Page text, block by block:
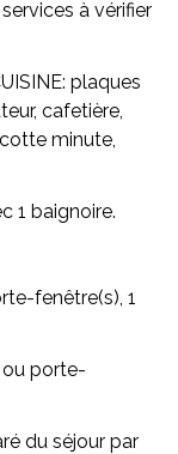
à vérifier
plaques
cafetière,
minute,
1 baignoire.
fenêtre(s), 1
ou porte-
du séjour par